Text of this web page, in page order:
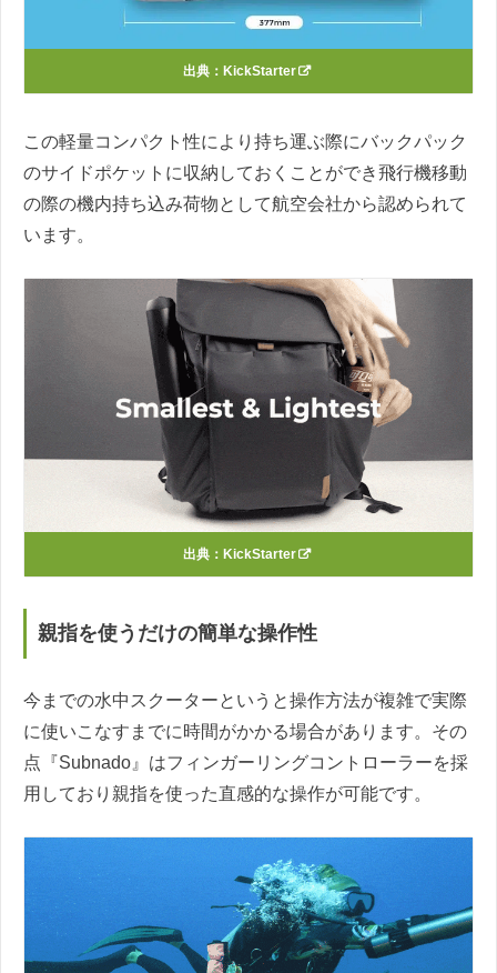
出典： KickStarter
この軽量コンパクト性により持ち運ぶ際にバックパック
のサイドポケットに収納しておくことができ飛行機移動
の際の機内持ち込み荷物として航空会社から認められて
います。
出典： KickStarter
親指を使うだけの簡単な操作性
今までの水中スクーターというと操作方法が複雑で実際
に使いこなすまでに時間がかかる場合があります。その
点『Subnado』はフィンガーリングコントローラーを採
用しており親指を使った直感的な操作が可能です。